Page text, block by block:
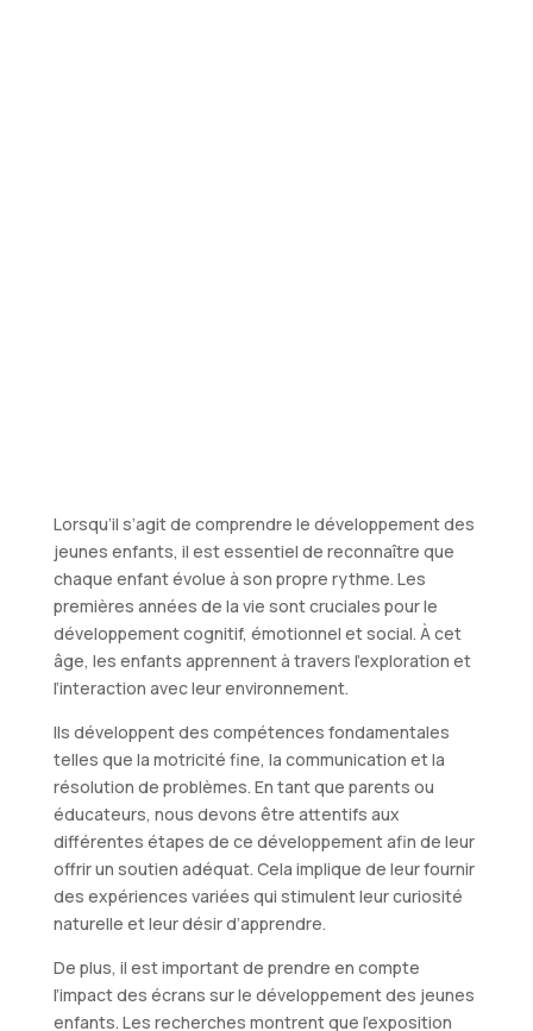
Lorsqu’il s’agit de comprendre le développement des
jeunes enfants, il est essentiel de reconnaître que
chaque enfant évolue à son propre rythme. Les
premières années de la vie sont cruciales pour le
développement cognitif, émotionnel et social. À cet
âge, les enfants apprennent à travers l’exploration et
l’interaction avec leur environnement.
Ils développent des compétences fondamentales
telles que la motricité fine, la communication et la
résolution de problèmes. En tant que parents ou
éducateurs, nous devons être attentifs aux
différentes étapes de ce développement afin de leur
offrir un soutien adéquat. Cela implique de leur fournir
des expériences variées qui stimulent leur curiosité
naturelle et leur désir d’apprendre.
De plus, il est important de prendre en compte
l’impact des écrans sur le développement des jeunes
enfants. Les recherches montrent que l’exposition